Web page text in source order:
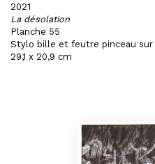
2021
La désolation
Planche 55
Stylo bille et feutre pinceau sur
29,1 x 20,9 cm